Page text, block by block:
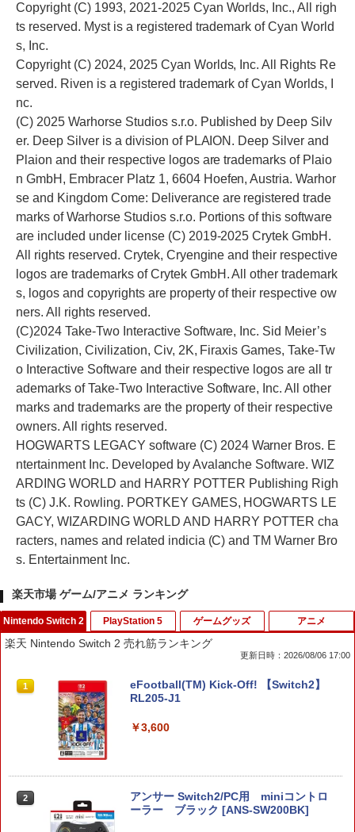
Copyright (C) 1993, 2021-2025 Cyan Worlds, Inc., All righ
ts reserved. Myst is a registered trademark of Cyan World
s, Inc.
Copyright (C) 2024, 2025 Cyan Worlds, Inc. All Rights Re
served. Riven is a registered trademark of Cyan Worlds, I
nc.
(C) 2025 Warhorse Studios s.r.o. Published by Deep Silv
er. Deep Silver is a division of PLAION. Deep Silver and
Plaion and their respective logos are trademarks of Plaio
n GmbH, Embracer Platz 1, 6604 Hoefen, Austria. Warhor
se and Kingdom Come: Deliverance are registered trade
marks of Warhorse Studios s.r.o. Portions of this software
are included under license (C) 2019-2025 Crytek GmbH.
All rights reserved. Crytek, Cryengine and their respective
logos are trademarks of Crytek GmbH. All other trademark
s, logos and copyrights are property of their respective ow
ners. All rights reserved.
(C)2024 Take-Two Interactive Software, Inc. Sid Meier’s
Civilization, Civilization, Civ, 2K, Firaxis Games, Take-Tw
o Interactive Software and their respective logos are all tr
ademarks of Take-Two Interactive Software, Inc. All other
marks and trademarks are the property of their respective
owners. All rights reserved.
HOGWARTS LEGACY software (C) 2024 Warner Bros. E
ntertainment Inc. Developed by Avalanche Software. WIZ
ARDING WORLD and HARRY POTTER Publishing Righ
ts (C) J.K. Rowling. PORTKEY GAMES, HOGWARTS LE
GACY, WIZARDING WORLD AND HARRY POTTER cha
racters, names and related indicia (C) and TM Warner Bro
s. Entertainment Inc.
楽天市場 ゲーム/アニメ ランキング
Nintendo Switch 2
楽天 Nintendo Switch 2 売れ筋ランキング
更新日時：2026/08/06 17:00
1
eFootball(TM) Kick-Off! 【Switch2】
RL205-J1
￥3,600
2
アンサー Switch2/PC用 miniコントロ
ーラー ブラック [ANS-SW200BK]
PlayStation 5 ゲームグッズ アニメ